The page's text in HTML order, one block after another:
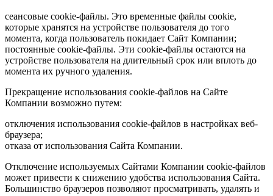
сеансовые cookie-файлы. Это временные файлы cookie,
которые хранятся на устройстве пользователя до того
момента, когда пользователь покидает Сайт Компании;
постоянные cookie-файлы. Эти cookie-файлы остаются на
устройстве пользователя на длительный срок или вплоть до
момента их ручного удаления.
Прекращение использования cookie-файлов на Сайте
Компании возможно путем:
отключения использования cookie-файлов в настройках веб-
браузера;
отказа от использования Сайта Компании.
Отключение используемых Сайтами Компании cookie-файлов
может привести к снижению удобства использования Сайта.
Большинство браузеров позволяют просматривать, удалять и